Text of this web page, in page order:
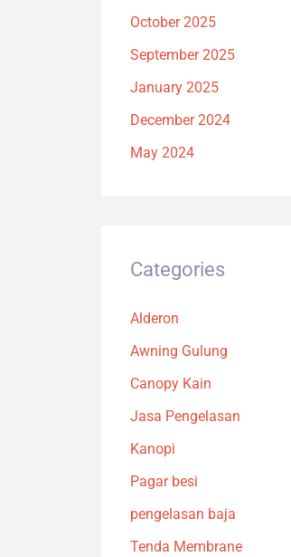
October 2025
September 2025
January 2025
December 2024
May 2024
Categories
Alderon
Awning Gulung
Canopy Kain
Jasa Pengelasan
Kanopi
Pagar besi
pengelasan baja
Tenda Membrane